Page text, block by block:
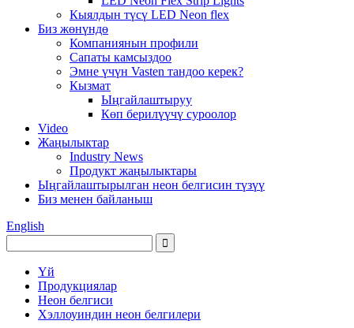
Кыялдын түсү LED Neon flex
Биз жөнүндө
Компаниянын профили
Сапаты камсыздоо
Эмне үчүн Vasten тандоо керек?
Кызмат
Ыңгайлаштыруу
Көп берилүүчү суроолор
Video
Жаңылыктар
Industry News
Продукт жаңылыктары
Ыңгайлаштырылган неон белгисин түзүү
Биз менен байланыш
English
Үй
Продукциялар
Неон белгиси
Хэллоуиндин неон белгилери